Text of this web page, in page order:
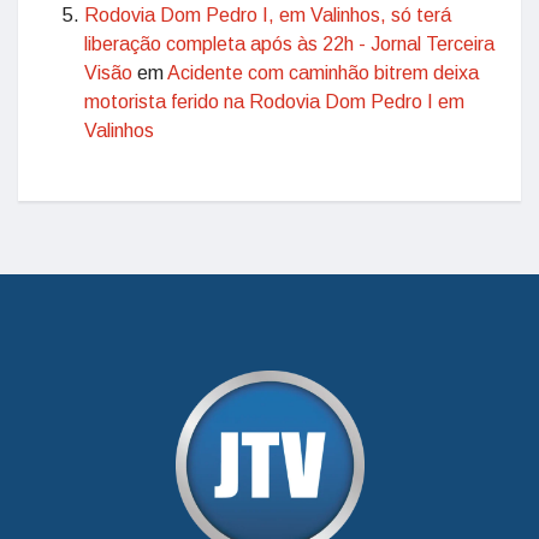
Rodovia Dom Pedro I, em Valinhos, só terá
liberação completa após às 22h - Jornal Terceira
Visão emAcidente com caminhão bitrem deixa
motorista ferido na Rodovia Dom Pedro I em
Valinhos